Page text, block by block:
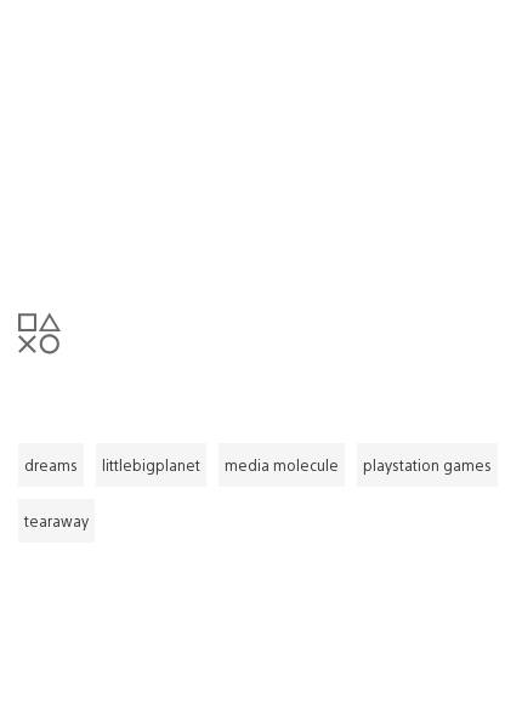
dreams littlebigplanet media molecule playstation games
tearaway